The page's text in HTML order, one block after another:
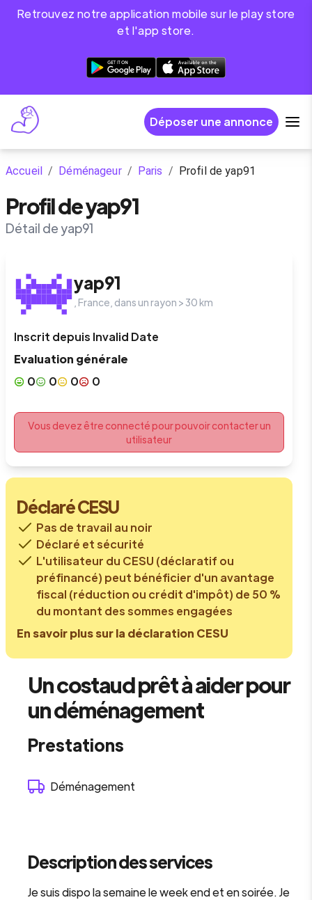
Retrouvez notre application mobile sur le play store
et l'app store.
Déposer une annonce
Accueil / Déménageur / Paris / Profil de yap91
Profil de yap91
Détail de yap91
yap91
France , dans un rayon > 30 km
Inscrit depuis Invalid Date
Evaluation générale
0
0 0 0
Vous devez être connecté pour pouvoir contacter un
utilisateur
Déclaré CESU
Pas de travail au noir
Déclaré et sécurité
L'utilisateur du CESU (déclaratif ou
préfinancé) peut bénéficier d'un avantage
fiscal (réduction ou crédit d'impôt) de 50 %
du montant des sommes engagées
En savoir plus sur la déclaration CESU
Un costaud prêt à aider pour
un déménagement
Prestations
Déménagement
Description des services
Je suis dispo la semaine le week end et en soirée. Je